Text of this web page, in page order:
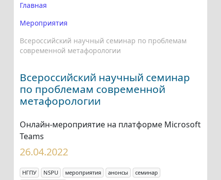
Главная
Мероприятия
Всероссийский научный семинар по проблемам
современной метафорологии
Всероссийский научный семинар
по проблемам современной
метафорологии
Онлайн-мероприятие на платформе Microsoft
Teams
26.04.2022
НГПУ NSPU мероприятия анонсы
семинар